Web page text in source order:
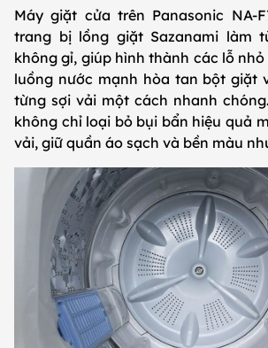
Máy giặt cửa trên Panasonic NA-
trang bị lồng giặt Sazanami làm
không gỉ, giúp hình thành các lỗ
luồng nước mạnh hòa tan bột giặt
từng sợi vải một cách nhanh
không chỉ loại bỏ bụi bẩn hiệu quả
vải, giữ quần áo sạch và bền màu